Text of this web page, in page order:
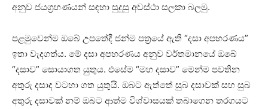
අනුව ජයග්‍රහණයන් සඳහා සුදුසු අවස්‌ථා සලකා බලමු.
පළමුවෙන්ම ඔබේ උපතේදී ජන්ම පත්‍රයේ ඇති “දසා අපහරණය”
ඉතා වැදගත්ය. මේ දසා අපහරණය අනුව වර්තමානයේ ඔබේ
“දසාව” සොයාගත යුතුය. එසේම “මහ දසාව” මෙන්ම පවතින
අතුරු දසාද වටහා ගත යුතුයි. ඔබට ඇත්තේ සුබ දසාවක්‌ සහ සුබ
අතුරු දසාවක්‌ නම් ඔබට ආත්ම විශ්වාසයක්‌ තබාගෙන තරගයට